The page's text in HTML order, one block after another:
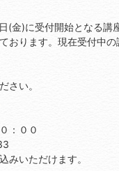
(金)に受付開始となる講
おります。現在受付中
さい。
：００
みいただけます。